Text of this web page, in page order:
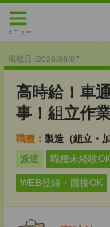
メニュー
掲載日 :2026/08/07
高時給！車
事！組立作
職種： 製造（組立・加
派遣
職種未経験
WEB登録・面接OK